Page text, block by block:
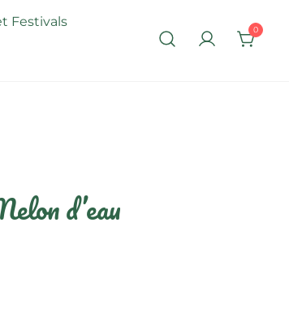
Festivals
0
d’eau